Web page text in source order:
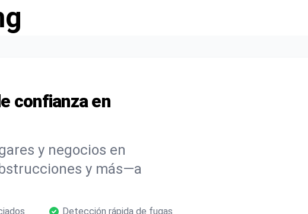
confianza en
y negocios en
y más—a
Detección rápida de fugas